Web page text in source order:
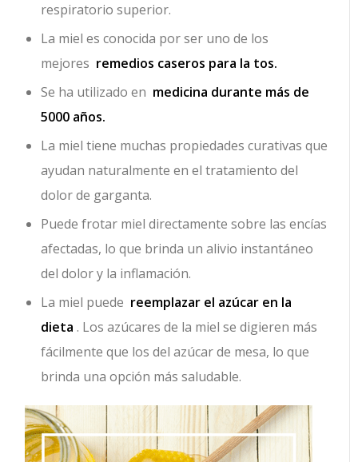
respiratorio superior.
La miel es conocida por ser uno de los
mejores remedios caseros para la tos.
Se ha utilizado en medicina durante más de
5000 años.
La miel tiene muchas propiedades curativas que
ayudan naturalmente en el tratamiento del
dolor de garganta.
Puede frotar miel directamente sobre las encías
afectadas, lo que brinda un alivio instantáneo
del dolor y la inflamación.
La miel puede reemplazar el azúcar en la
dieta . Los azúcares de la miel se digieren más
fácilmente que los del azúcar de mesa, lo que
brinda una opción más saludable.